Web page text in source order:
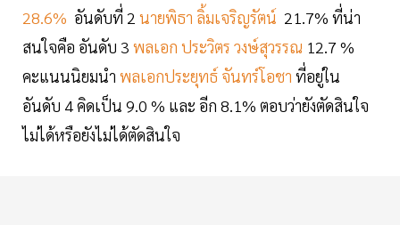
28.6% อันดับที่ 2 นายพิธา ลิ้มเจริญรัตน์ 21.7% ที่น่า
สนใจคือ อันดับ 3 พลเอก ประวิตร วงษ์สุวรรณ 12.7 %
คะแนนนิยมนำ พลเอกประยุทธ์ จันทร์โอชา ที่อยู่ใน
อันดับ 4 คิดเป็น 9.0 % และ อีก 8.1% ตอบว่ายังตัดสินใจ
ไม่ได้หรือยังไม่ได้ตัดสินใจ